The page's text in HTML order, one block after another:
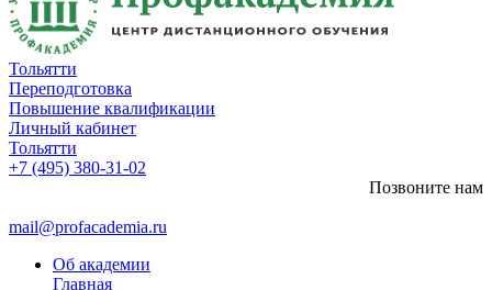
Тольятти
Переподготовка
Повышение квалификации
Личный кабинет
Тольятти
+7 (495) 380-31-02
Позвоните нам
mail@profacademia.ru
Об академии
Главная